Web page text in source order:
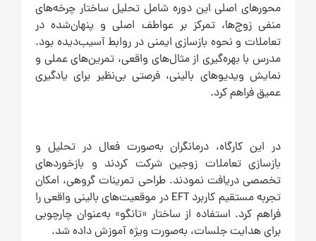
محورهای اصلی این دوره شامل تحلیل ساختار چرخه‌های
منفی زوج‌ها، تمرکز بر عواطف اصلی و پنهان‌شده در
تعاملات و نحوه بازسازی ایمنی در روابط آسیب‌دیده بود.
مدرس با بهره‌گیری از مثال‌های واقعی، تمرین‌های عملی و
نمایش ویدیوهای بالینی، فرصتی بی‌نظیر برای یادگیری
عمیق فراهم کرد.
در این کارگاه، درمانگران به‌صورت فعال در تحلیل و
بازسازی تعاملات زوجین شرکت کردند و بازخوردهای
تخصصی دریافت نمودند. طراحی تمرینات گروهی، امکان
تجربه مستقیم کاربرد EFT در موقعیت‌های بالینی واقعی را
فراهم کرد. استفاده از ساختار «تانگو» به‌عنوان چارچوبی
برای هدایت جلسات، به‌صورت ویژه آموزش داده شد.